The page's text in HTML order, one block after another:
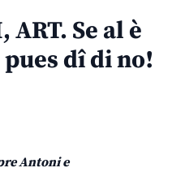
ART. Se al è
dî di no!
Antoni e